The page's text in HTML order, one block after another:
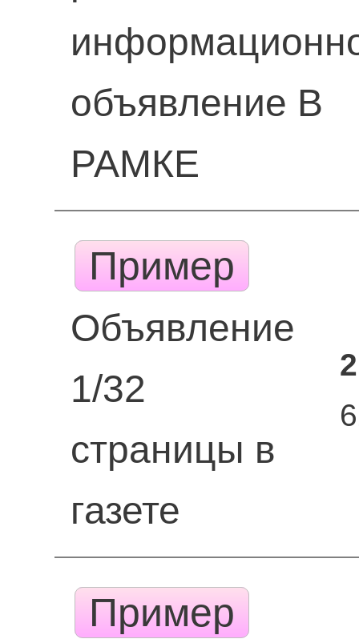
объявление В
РАМКЕ
Пример
Объявление
1/32
страницы в
газете
Пример